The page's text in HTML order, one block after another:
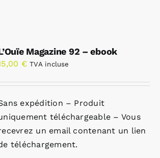
Magazine 92 – ebook
€ TVA incluse
expédition – Produit
téléchargeable – Vous
un email contenant un lien
téléchargement.